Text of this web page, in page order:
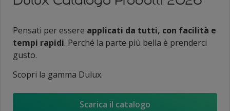
Pensati per essere applicati da tutti, con facilità e
tempi rapidi. Perché la parte più bella è prenderci
gusto.
Scopri la gamma Dulux.
Scarica il catalogo